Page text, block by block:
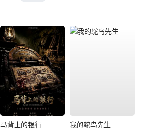
马背上的银行 我的鸵鸟先生